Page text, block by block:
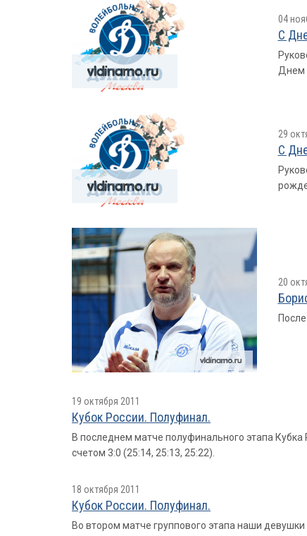
04
С
Днем
29
С
20
19 октября 2011
Кубок России. Полуфинал.
В последнем матче полуфинального этапа
счетом 3:0 (25:14, 25:13, 25:22).
18 октября 2011
Кубок России. Полуфинал.
Во втором матче группового этапа наши